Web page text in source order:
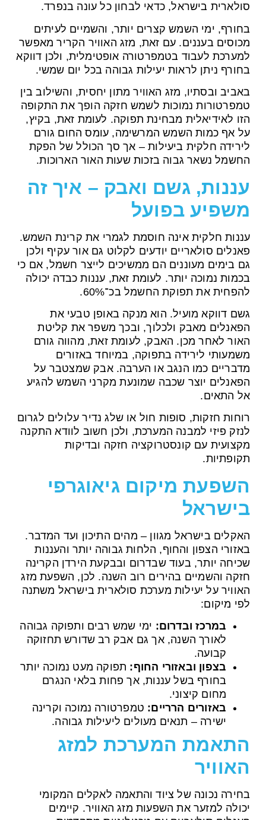
סולארית בישראל, כדאי לבחון כל עונה בנפרד.
בחורף, ימי השמש קצרים יותר, והשמיים לעיתים
מכוסים בעננים. עם זאת, מזג האוויר הקריר מאפשר
למערכת לעבוד בטמפרטורה אופטימלית, ולכן דווקא
בחורף ניתן לראות יעילות גבוהה בכל יום שמשי.
באביב ובסתיו, מזג האוויר מתון יחסית, והשילוב בין
טמפרטורות נמוכות לשמש חזקה הופך את התקופה
הזו לאידיאלית מבחינת תפוקה. לעומת זאת, בקיץ,
על אף כמות השמש המרשימה, עומס החום גורם
לירידה חלקית ביעילות – אך סך הכולל של הפקת
החשמל נשאר גבוה בזכות שעות האור הארוכות.
עננות, גשם ואבק – איך זה
משפיע בפועל
עננות חלקית אינה חוסמת לגמרי את קרינת השמש.
פאנלים סולאריים יודעים לקלוט גם אור עקיף ולכן
גם בימים מעוננים הם ממשיכים לייצר חשמל, אם כי
בכמות נמוכה יותר. לעומת זאת, עננות כבדה יכולה
להפחית את תפוקת החשמל בכ־60%.
גשם דווקא מועיל. הוא מנקה באופן טבעי את
הפאנלים מאבק ולכלוך, ובכך משפר את קליטת
האור לאחר מכן. האבק, לעומת זאת, מהווה גורם
משמעותי לירידה בתפוקה, במיוחד באזורים
מדבריים כמו הנגב או הערבה. אבק שמצטבר על
הפאנלים יוצר שכבה שמונעת מקרני השמש להגיע
אל התאים.
רוחות חזקות, סופות חול או שלג נדיר עלולים לגרום
לנזק פיזי למבנה המערכת, ולכן חשוב לוודא התקנה
מקצועית עם קונסטרוקציה חזקה ובדיקות
תקופתיות.
השפעת מיקום גיאוגרפי
בישראל
האקלים בישראל מגוון – מהים התיכון ועד המדבר.
באזורי הצפון והחוף, הלחות גבוהה יותר והעננות
שכיחה יותר, בעוד שבדרום ובבקעת הירדן הקרינה
חזקה והשמיים בהירים רוב השנה. לכן, השפעת מזג
האוויר על יעילות מערכת סולארית בישראל משתנה
לפי מיקום:
במרכז ובדרום: ימי שמש רבים ותפוקה גבוהה
לאורך השנה, אך גם אבק רב שדורש תחזוקה
קבועה.
בצפון ובאזורי החוף: תפוקה מעט נמוכה יותר
בחורף בשל עננות, אך פחות בלאי הנגרם
מחום קיצוני.
באזורים הרריים: טמפרטורה נמוכה וקרינה
ישירה – תנאים מעולים ליעילות גבוהה.
התאמת המערכת למזג
האוויר
בחירה נכונה של ציוד והתאמה לאקלים המקומי
יכולה למזער את השפעות מזג האוויר. קיימים